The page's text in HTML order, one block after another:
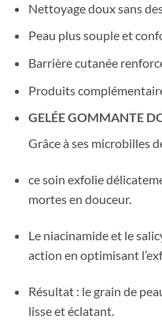
Nettoyage doux sans
Peau plus souple et
Barrière cutanée
Produits
GELÉE GOMMANTE
Grâce à ses microbilles
ce soin exfolie
mortes en douceur.
Le niacinamide et le
action en optimisant
Résultat : le grain de
lisse et éclatant.